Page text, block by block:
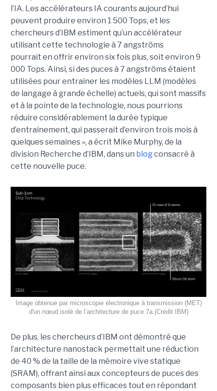
l’IA. Les accélérateurs IA courants aujourd’hui
peuvent produire environ 1 500 Tops, et les
chercheurs d’IBM estiment qu’un accélérateur
utilisant cette technologie à 7 angströms
pourrait en offrir environ six fois plus, soit environ 9
000 Tops. Ainsi, si des puces à 7 angströms étaient
utilisées pour entraîner les modèles LLM (modèles
de langage à grande échelle) actuels, qui sont massifs
et à la pointe de la technologie, nous pourrions
réduire considérablement la durée typique
d’entraînement, qui passerait d’environ trois mois à
quelques semaines », a écrit Mike Murphy, de la
division Recherche d’IBM, dans un blogconsacré à
cette nouvelle puce.
Image obtenue par microscopie électronique à transmission (MET)
d'un nœud isolé de l’architecture de puce 7a.(Crédit IBM)
De plus, les chercheurs d’IBM ont démontré que
l’architecture nanostack permettait une réduction
de 40 % de la taille de la mémoire vive statique
(SRAM), offrant ainsi aux concepteurs de puces des
composants bien plus efficaces tout en répondant